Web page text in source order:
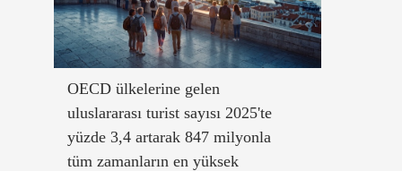
OECD ülkelerine gelen
uluslararası turist sayısı 2025'te
yüzde 3,4 artarak 847 milyonla
tüm zamanların en yüksek